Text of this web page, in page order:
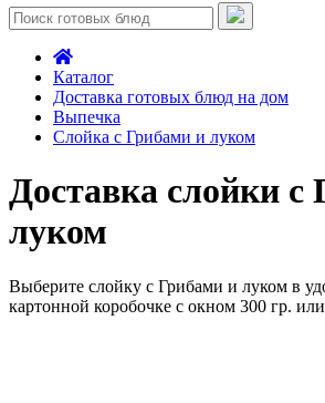
Каталог
Доставка готовых блюд на дом
Выпечка
Слойка с Грибами и луком
Доставка слойки с
луком
Выберите слойку с Грибами и луком в
картонной коробочке с окном 300 гр.